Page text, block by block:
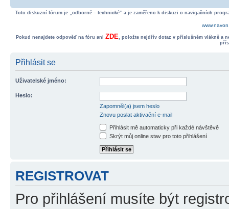
Toto diskuzní fórum je „odborně – technické“ a je zaměřeno k diskuzi o navigačních
Pokud nenajdete odpověď na fóru ani ZDE, položte nejdřív dotaz v příslušném vlákně a
Přihlásit se
Uživatelské jméno:
Heslo:
Zapomněl(a) jsem heslo
Znovu poslat aktivační e-mail
Přihlásit mě automaticky při každé návštěvě
Skrýt můj online stav pro toto přihlášení
REGISTROVAT
Pro přihlášení musíte být